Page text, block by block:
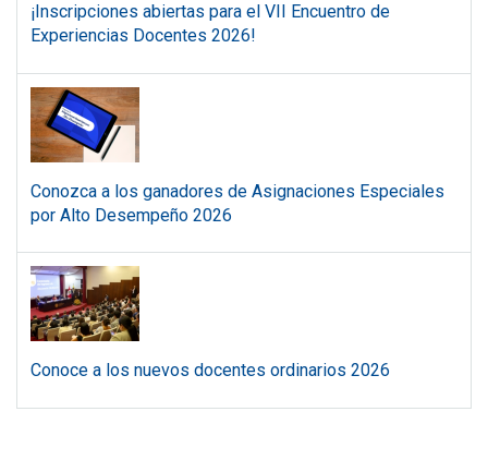
¡Inscripciones abiertas para el VII Encuentro de
Experiencias Docentes 2026!
Conozca a los ganadores de Asignaciones Especiales
por Alto Desempeño 2026
Conoce a los nuevos docentes ordinarios 2026